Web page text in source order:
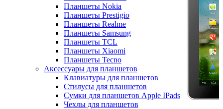
Планшеты Nokia
Планшеты Prestigio
Планшеты Realme
Планшеты Samsung
Планшеты TCL
Планшеты Xiaomi
Планшеты Tecno
Аксессуары для планшетов
Клавиатуры для планшетов
Стилусы для планшетов
Сумки для планшетов Apple IPads
Чехлы для планшетов